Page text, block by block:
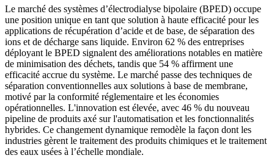
Le marché des systèmes d’électrodialyse bipolaire (BPED) occupe
une position unique en tant que solution à haute efficacité pour les
applications de récupération d’acide et de base, de séparation des
ions et de décharge sans liquide. Environ 62 % des entreprises
déployant le BPED signalent des améliorations notables en matière
de minimisation des déchets, tandis que 54 % affirment une
efficacité accrue du système. Le marché passe des techniques de
séparation conventionnelles aux solutions à base de membrane,
motivé par la conformité réglementaire et les économies
opérationnelles. L'innovation est élevée, avec 46 % du nouveau
pipeline de produits axé sur l'automatisation et les fonctionnalités
hybrides. Ce changement dynamique remodèle la façon dont les
industries gèrent le traitement des produits chimiques et le traitement
des eaux usées à l’échelle mondiale.